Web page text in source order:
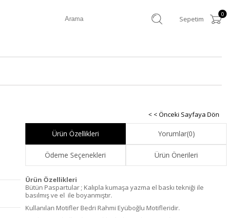
Sepetim
0
< < Önceki Sayfaya Dön
Ürün Özellikleri Yorumlar(0)
Ödeme Seçenekleri Ürün Önerileri
Ürün Özellikleri
Bütün Paspartular ; Kalıpla kumaşa yazma el baskı tekniği ile
basılmış ve el ile boyanmıştır.
Kullanılan Motifler Bedri Rahmi Eyüboğlu Motifleridir.